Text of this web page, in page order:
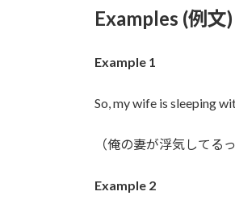
Examples (例文)
Example 1
So, my wife is sleeping
（俺の妻が浮気してる
Example 2